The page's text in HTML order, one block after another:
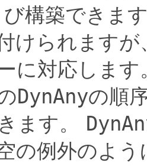
構築できま
けられます
に対応します
DynAnyの順
ます。
の例外のよ